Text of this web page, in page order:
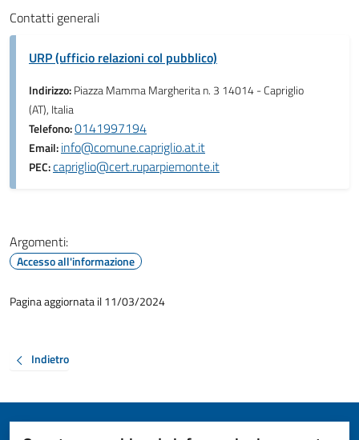
Contatti generali
URP (ufficio relazioni col pubblico)
Indirizzo:Piazza Mamma Margherita n. 3 14014 - Capriglio
(AT), Italia
Telefono:0141997194
Email:info@comune.capriglio.at.it
PEC:capriglio@cert.ruparpiemonte.it
Argomenti:
Accesso all'informazione
Pagina aggiornata il 11/03/2024
Indietro